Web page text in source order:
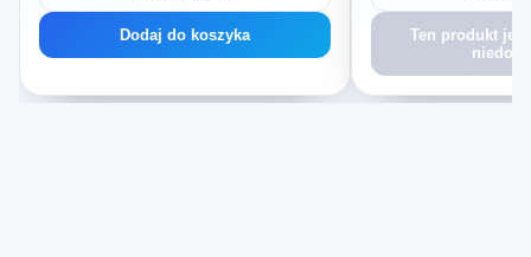
Dodaj do koszyka
Ten produkt